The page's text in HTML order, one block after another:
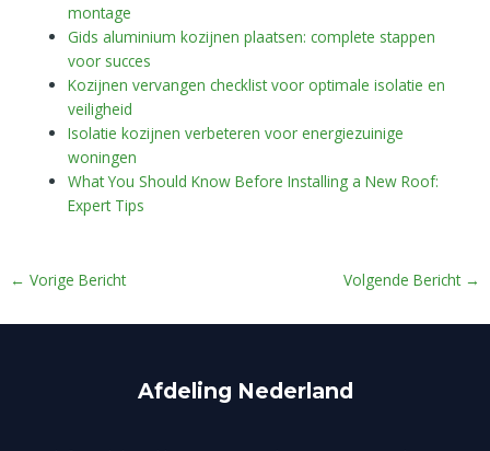
montage
Gids aluminium kozijnen plaatsen: complete stappen
voor succes
Kozijnen vervangen checklist voor optimale isolatie en
veiligheid
Isolatie kozijnen verbeteren voor energiezuinige
woningen
What You Should Know Before Installing a New Roof:
Expert Tips
← Vorige Bericht Volgende Bericht →
Afdeling Nederland